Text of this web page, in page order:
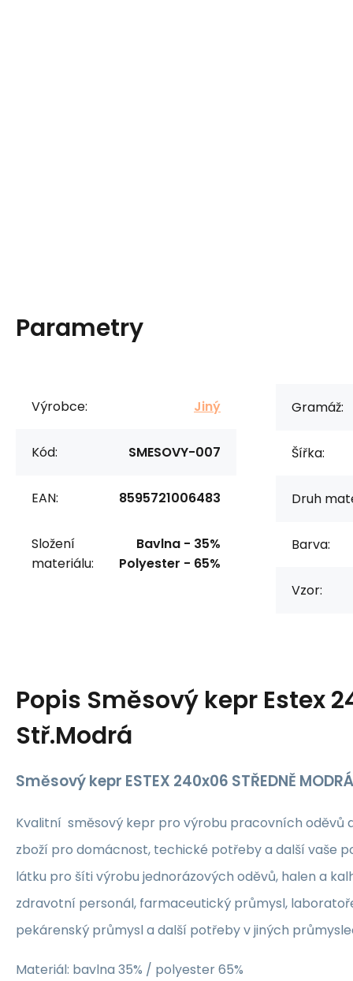
Parametry
Výrobce: Jiný
Kód: SMESOVY-007
EAN: 8595721006483
Složení
materiálu:
Bavlna - 35%
Polyester - 65%
Gramáž:
Šířka:
Druh
Barva:
Vzor:
Popis Směsový kepr Estex
Stř.Modrá
Směsový kepr ESTEX 240x06 STŘEDNĚ MODRÁ
Kvalitní směsový kepr pro výrobu pracovních oděvů
zboží pro domácnost, techické potřeby a další vaše
látku pro šíti výrobu jednorázových oděvů, halen a
zdravotní personál, farmaceutický průmysl,
pekárenský průmysl a další potřeby v jiných
Materiál: bavlna 35% / polyester 65%